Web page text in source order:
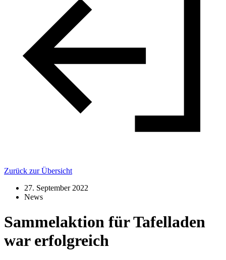
Zurück zur Übersicht
27. September 2022
News
Sammelaktion für Tafelladen
war erfolgreich